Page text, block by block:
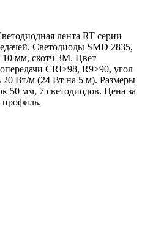
лента RT серии
Светодиоды SMD 2835,
мм, скотч 3М. Цвет
CRI>98, R9>90, угол
Вт/м (24 Вт на 5 м). Размеры
50 мм, 7 светодиодов. Цена за
профиль.